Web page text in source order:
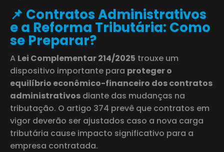
📌 Contratos Administrativos
e a Reforma Tributária: Como
se Preparar?
A Lei Complementar 214/2025 trouxe um
dispositivo importante para proteger o
equilíbrio econômico-financeiro dos contratos
administrativos diante das mudanças na
tributação. O artigo 374 prevê que contratos em
vigor deverão ser ajustados caso a nova carga
tributária cause impacto significativo para a
empresa contratada.